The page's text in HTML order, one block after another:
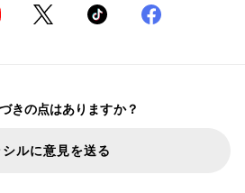
きの点はありますか？
シルに意見を送る